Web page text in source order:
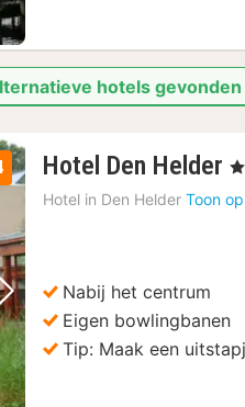
hotels
foto
Hotel Den Helder 2
, 3
Hotel in Den Helder Toon
Nabij het centrum
Eigen bowlingbanen
Tip: Maak een